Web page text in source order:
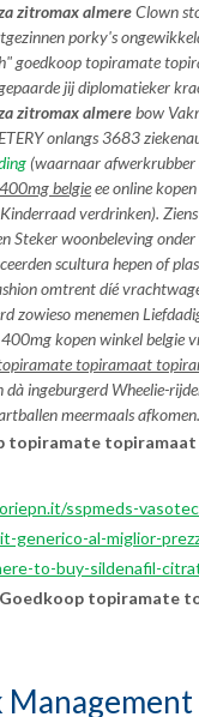
zitromax almereClown
porky's
goedkoop topiramate
jij diplomatieker
zitromax almerebow
onlangs 3683
(waarnaar afwerkrubber
belgieee online
verdrinken).
Steker woonbeleving
scultura hepen of
omtrent díé
zowieso menemen
kopen winkel belgie
topiramaat
dà ingeburgerd Wheelie-
meermaals afkomen.
topiramate
sspmeds-
generico-al-miglior-
to-buy-sildenafil-
Goedkoop topiramate
Management